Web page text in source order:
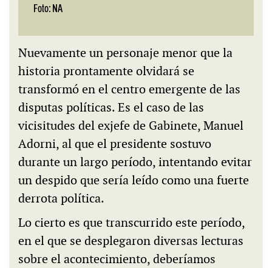
Foto: NA
Nuevamente un personaje menor que la
historia prontamente olvidará se
transformó en el centro emergente de las
disputas políticas. Es el caso de las
vicisitudes del exjefe de Gabinete, Manuel
Adorni, al que el presidente sostuvo
durante un largo período, intentando evitar
un despido que sería leído como una fuerte
derrota política.
Lo cierto es que transcurrido este período,
en el que se desplegaron diversas lecturas
sobre el acontecimiento, deberíamos